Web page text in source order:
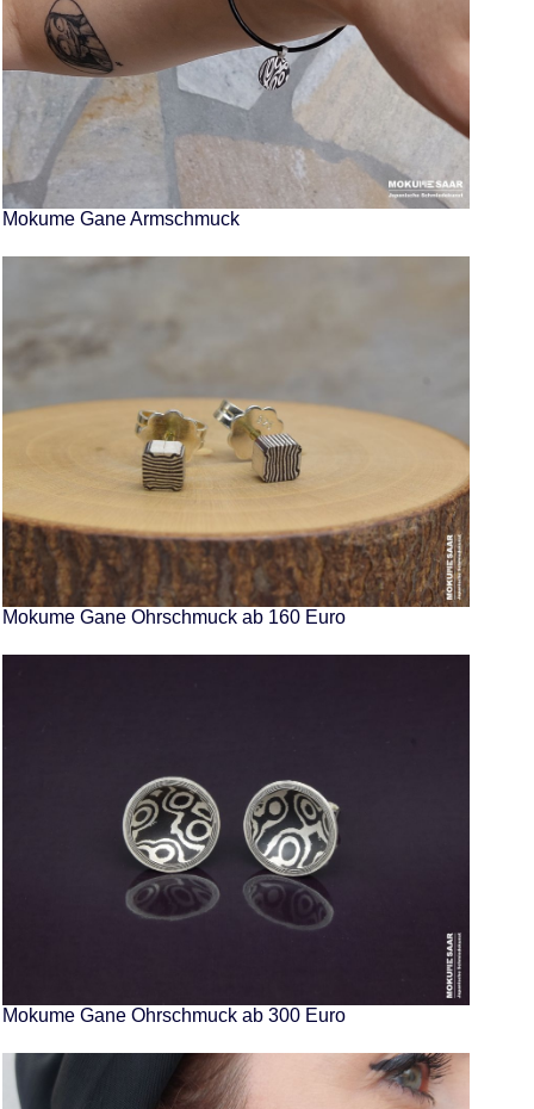
Mokume Gane Armschmuck
Mokume Gane Ohrschmuck ab 160 Euro
Mokume Gane Ohrschmuck ab 300 Euro